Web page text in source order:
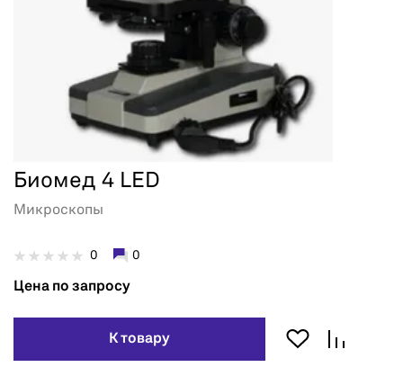
Биомед 4 LED
Микроскопы
0 0
Цена по запросу
К товару